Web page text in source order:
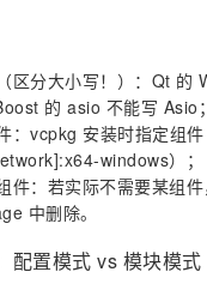
区分大小写！）：Qt 的
的 asio 不能写 Asio；
：vcpkg 安装时指定组
windows）；
件：若实际不需要某组件
中删除。
配置模式 vs 模块模式